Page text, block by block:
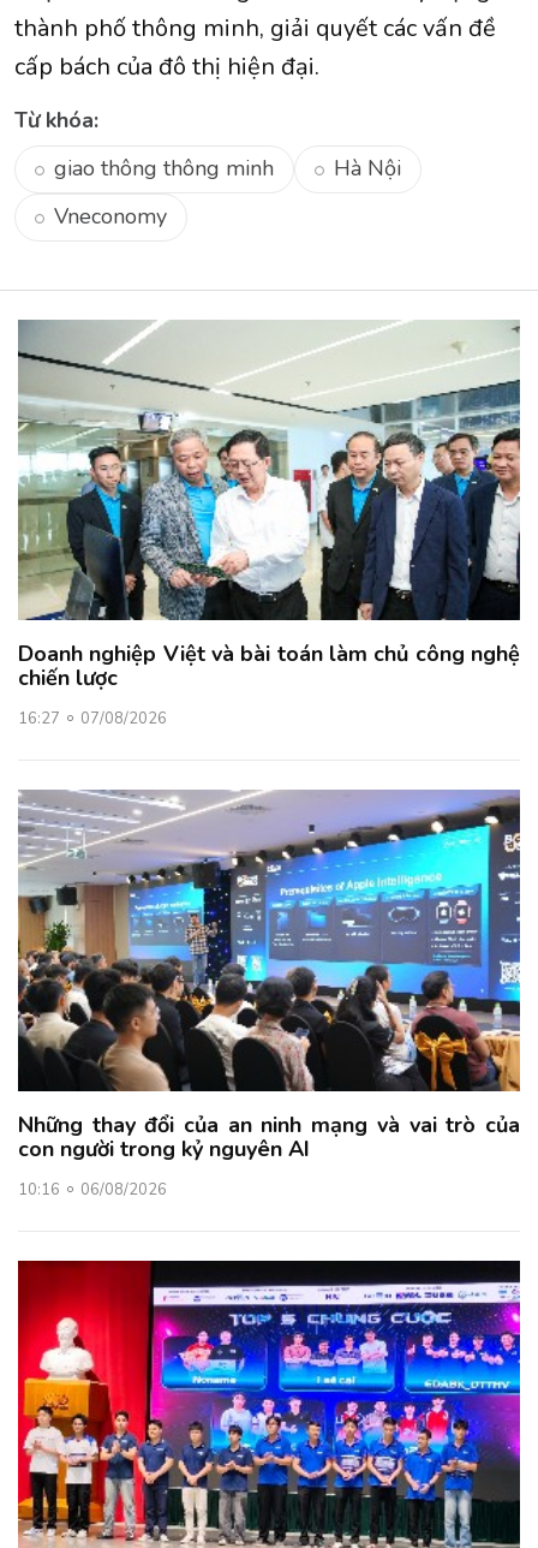
thành phố thông minh, giải quyết các vấn đề
cấp bách của đô thị hiện đại.
Từ khóa:
giao thông thông minh
Hà Nội
Vneconomy
Doanh nghiệp Việt và bài toán làm chủ công nghệ
chiến lược
16:27 07/08/2026
Những thay đổi của an ninh mạng và vai trò của
con người trong kỷ nguyên AI
10:16 06/08/2026